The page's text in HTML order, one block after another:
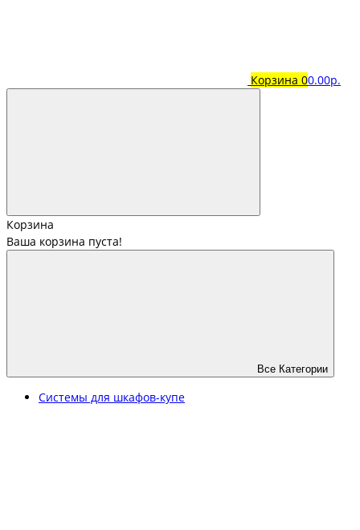
Корзина 00.00р.
Корзина
Ваша корзина пуста!
Все Категории
Системы для шкафов-купе